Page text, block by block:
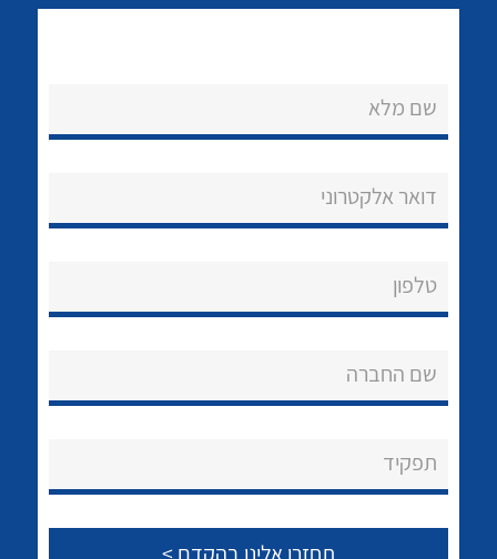
נקודות מכירה
שאלות ותשובות
צור קשר
שם מלא
דואר אלקטרוני
טלפון
שם החברה
תפקיד